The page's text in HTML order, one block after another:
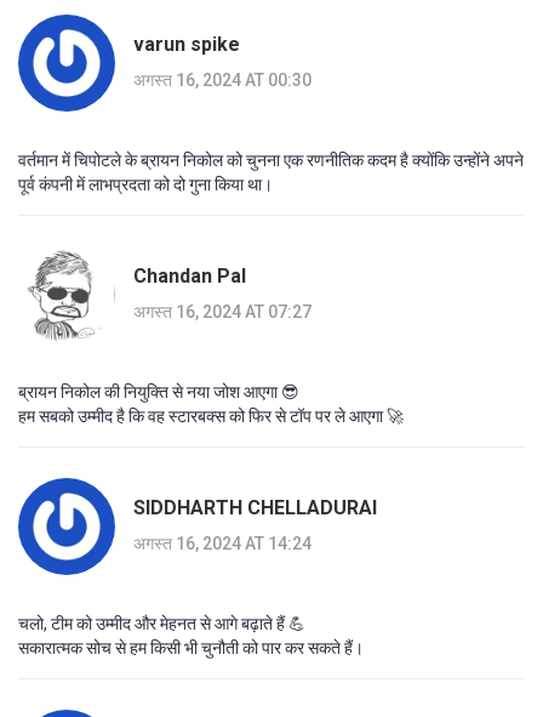
varun spike
अगस्त 16, 2024 AT 00:30
वर्तमान में चिपोटले के ब्रायन निकोल को चुनना एक रणनीतिक कदम है क्योंकि उन्होंने अपने
पूर्व कंपनी में लाभप्रदता को दो गुना किया था।
Chandan Pal
अगस्त 16, 2024 AT 07:27
ब्रायन निकोल की नियुक्ति से नया जोश आएगा 😎
हम सबको उम्मीद है कि वह स्टारबक्स को फिर से टॉप पर ले आएगा 🚀
SIDDHARTH CHELLADURAI
अगस्त 16, 2024 AT 14:24
चलो, टीम को उम्मीद और मेहनत से आगे बढ़ाते हैं 💪
सकारात्मक सोच से हम किसी भी चुनौती को पार कर सकते हैं।